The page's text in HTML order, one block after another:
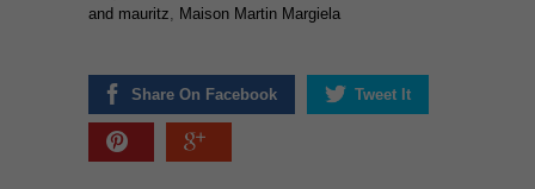
and mauritz
Maison Martin Margiela
Share On Facebook Tweet It